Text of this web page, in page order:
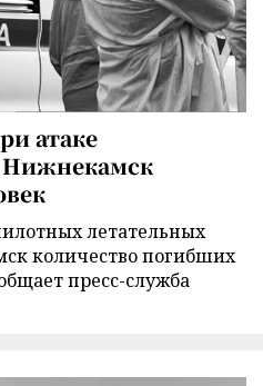
атаке
Нижнекамск
летательных
количество погибших
пресс-служба